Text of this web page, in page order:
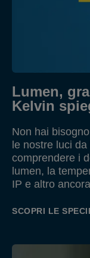
Lumen,
Kelvin
Non hai
le nostre luci
comprendere i
lumen, la
IP e altro
SCOPRI LE